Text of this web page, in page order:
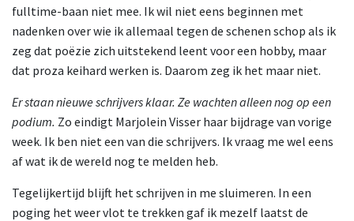
fulltime-baan niet mee. Ik wil niet eens beginnen met
nadenken over wie ik allemaal tegen de schenen schop als ik
zeg dat poëzie zich uitstekend leent voor een hobby, maar
dat proza keihard werken is. Daarom zeg ik het maar niet.
Er staan nieuwe schrijvers klaar. Ze wachten alleen nog op een
podium. Zo eindigt Marjolein Visser haar bijdrage van vorige
week. Ik ben niet een van die schrijvers. Ik vraag me wel eens
af wat ik de wereld nog te melden heb.
Tegelijkertijd blijft het schrijven in me sluimeren. In een
poging het weer vlot te trekken gaf ik mezelf laatst de